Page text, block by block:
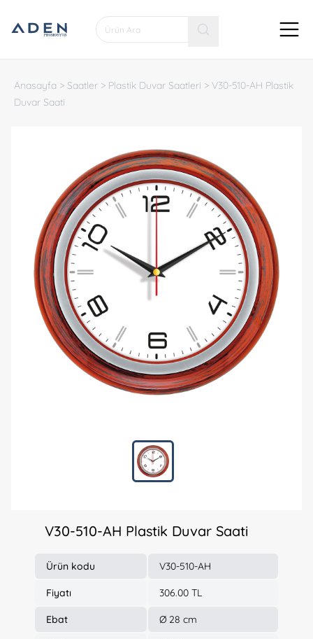
Anasayfa > Saatler > Plastik Duvar Saatleri > V30-510-AH Plastik
Duvar Saati
V30-510-AH Plastik Duvar Saati
Ürün kodu V30-510-AH
Fiyatı 306.00 TL
Ebat Ø 28 cm